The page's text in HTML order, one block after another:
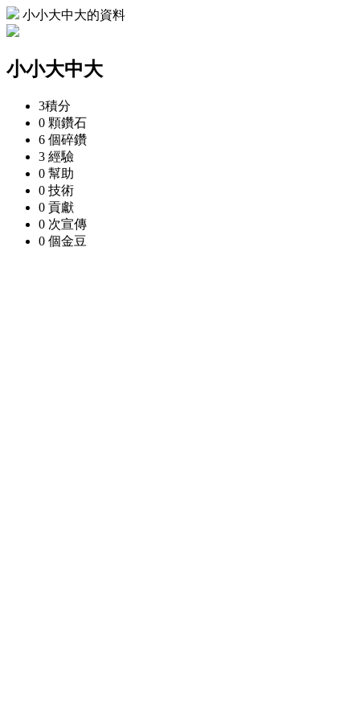
小小大中大的資料
小小大中大
3積分
0 顆鑽石
6 個碎鑽
3 經驗
0 幫助
0 技術
0 貢獻
0 次宣傳
0 個金豆